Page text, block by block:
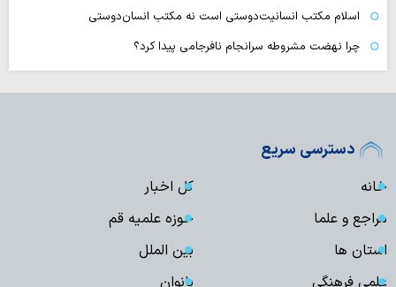
اسلام مکتب انسانیت‌دوستی است نه مکتب انسان‌دوستی
چرا نهضت مشروطه سرانجام نافرجامی پیدا کرد؟
دسترسی سریع
خانه
کل اخبار
مراجع و علما
حوزه علمیه قم
استان ها
بین الملل
علمی فرهنگی
بانوان